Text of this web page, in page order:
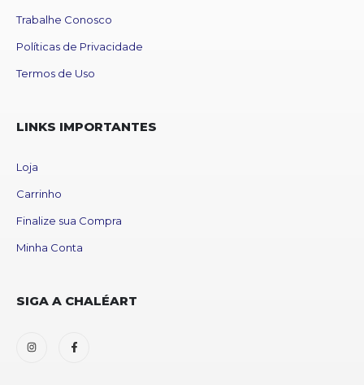
Trabalhe Conosco
Políticas de Privacidade
Termos de Uso
LINKS IMPORTANTES
Loja
Carrinho
Finalize sua Compra
Minha Conta
SIGA A CHALÉART